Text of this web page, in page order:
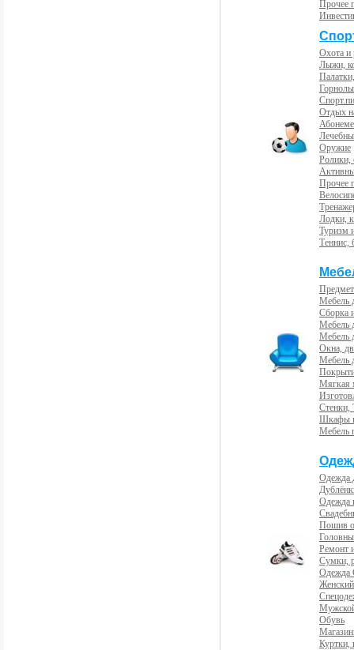
Прочее
Охота и
Лыжи,
Отдых
Оружие
Ролики,
Прочее
Лодки,
Туризм
Теннис,
Мебель
Сборка
Мебель
Мебель
Окна,
Мебель
Мягкая
Стенки,
Шкафы
Мебель
Одежда
Одежда
Пошив
Ремонт
Сумки,
Одежда
Обувь
Куртки,